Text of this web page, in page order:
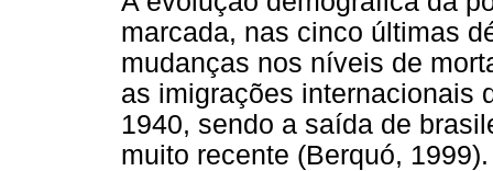
marcada, nas cinco últimas
mudanças nos níveis de
as imigrações internacionais
1940, sendo a saída de
muito recente (Berquó, 1999).